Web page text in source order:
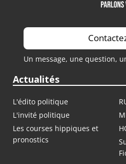
Un message, une question,
Actualités
L'édito politique
L'invité politique
Les courses hippiques et
pronostics